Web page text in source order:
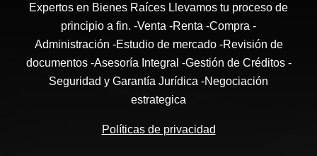
Expertos en Bienes Raíces Llevamos tu proceso de
principio a fin. -Venta -Renta -Compra -
Administración -Estudio de mercado -Revisión de
documentos -Asesoría Integral -Gestión de Créditos -
Seguridad y Garantía Jurídica -Negociación
estrategica
Políticas de privacidad